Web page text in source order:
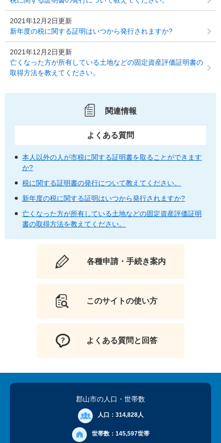
2021年12月2日更新
新年度の税に関する証明はいつから発行されますか?
2021年12月2日更新
亡くなった方が所有している土地などの固定資産評価証明書の
取得方法を教えてください。
関連情報
よくある質問
本人以外の人が市税に関する証明書を取ることができます
か?
税に関する証明書の発行について教えてください。
新年度の税に関する証明はいつから発行されますか?
亡くなった方が所有している土地などの固定資産評価証明
書の取得方法を教えてください。
各種申請・手続き案内
このサイトの使い方
よくある質問と回答
郡山市の人口 ・世帯数
人口： 314,828人
世帯数： 145,597世帯